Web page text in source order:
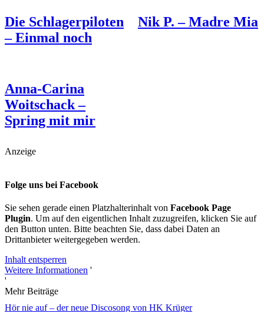
Die Schlagerpiloten
– Einmal noch
Nik P. – Madre Mia
Anna-Carina
Woitschack –
Spring mit mir
Anzeige
Folge uns bei Facebook
Sie sehen gerade einen Platzhalterinhalt von Facebook Page
Plugin. Um auf den eigentlichen Inhalt zuzugreifen, klicken Sie auf
den Button unten. Bitte beachten Sie, dass dabei Daten an
Drittanbieter weitergegeben werden.
Inhalt entsperren
Weitere Informationen '
'
Mehr Beiträge
Hör nie auf – der neue Discosong von HK Krüger